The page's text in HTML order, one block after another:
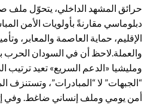
حرائق المشهد الداخلي، يتحوّل ملف
دبلوماسي مقارنةً بأولويات الأمن
الإقليم، حماية العاصمة والمعابر،
والعملة.لاحظ أن في السودان الحرب
ومليشيا «الدعم السريع» تعيد ترتيب
“الجبهات” لا “المبادرات”، وتستنزف
أمنٍ يومي وملف إنساني ضاغط. وفي